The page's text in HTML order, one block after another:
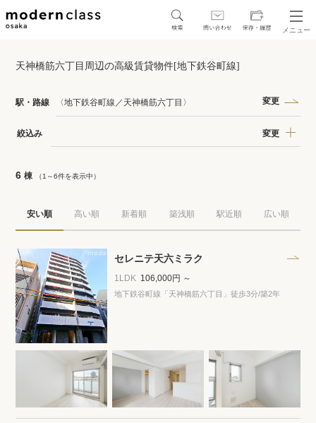
メニュー
アクセスランキング
保存した物件
閲覧履歴
保存した検索条件
天神橋筋六丁目周辺の高級賃貸物件[地下鉄谷町線]
駅・路線 〈地下鉄谷町線／天神橋筋六丁目〉 変更
絞込み 変更
6 棟 （1～6件を表示中）
安い順 高い順 新着順 築浅順 駅近順 広い順
セレニテ天六ミラク
1LDK 106,000円 ～
地下鉄谷町線「天神橋筋六丁目」徒歩3分/築2年